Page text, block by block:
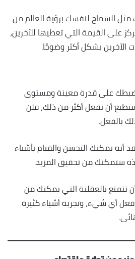
السماح لنفسك برؤية العالم من
على القيمة التي تعطيها للآخرين،
الآخرين بشكل أكثر وضوحًا.
ضبطك على قدرة معينة ومستوى
أن تفعل أكثر من ذلك، فلن
بالفعل.
أنه يمكنك التحسن والقيام بأشياء
ستمكنك من تحقيق المزيد.
تتمتع بالعقلية التي يمكنك من
أي شيء، وتجربة أشياء كثيرة